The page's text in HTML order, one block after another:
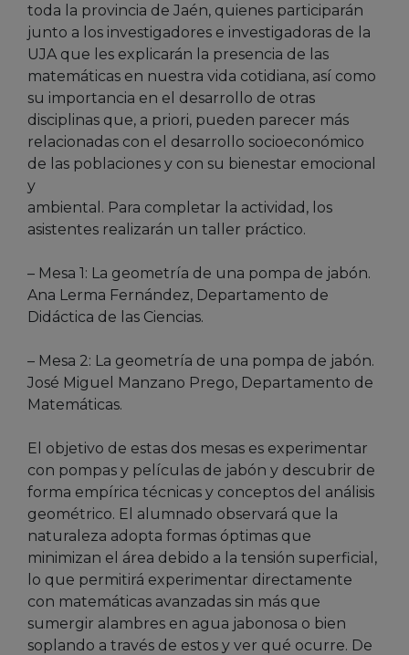
toda la provincia de Jaén, quienes participarán
junto a los investigadores e investigadoras de la
UJA que les explicarán la presencia de las
matemáticas en nuestra vida cotidiana, así como
su importancia en el desarrollo de otras
disciplinas que, a priori, pueden parecer más
relacionadas con el desarrollo socioeconómico
de las poblaciones y con su bienestar emocional
y
ambiental. Para completar la actividad, los
asistentes realizarán un taller práctico.
– Mesa 1: La geometría de una pompa de jabón.
Ana Lerma Fernández, Departamento de
Didáctica de las Ciencias.
– Mesa 2: La geometría de una pompa de jabón.
José Miguel Manzano Prego, Departamento de
Matemáticas.
El objetivo de estas dos mesas es experimentar
con pompas y películas de jabón y descubrir de
forma empírica técnicas y conceptos del análisis
geométrico. El alumnado observará que la
naturaleza adopta formas óptimas que
minimizan el área debido a la tensión superficial,
lo que permitirá experimentar directamente
con matemáticas avanzadas sin más que
sumergir alambres en agua jabonosa o bien
soplando a través de estos y ver qué ocurre. De